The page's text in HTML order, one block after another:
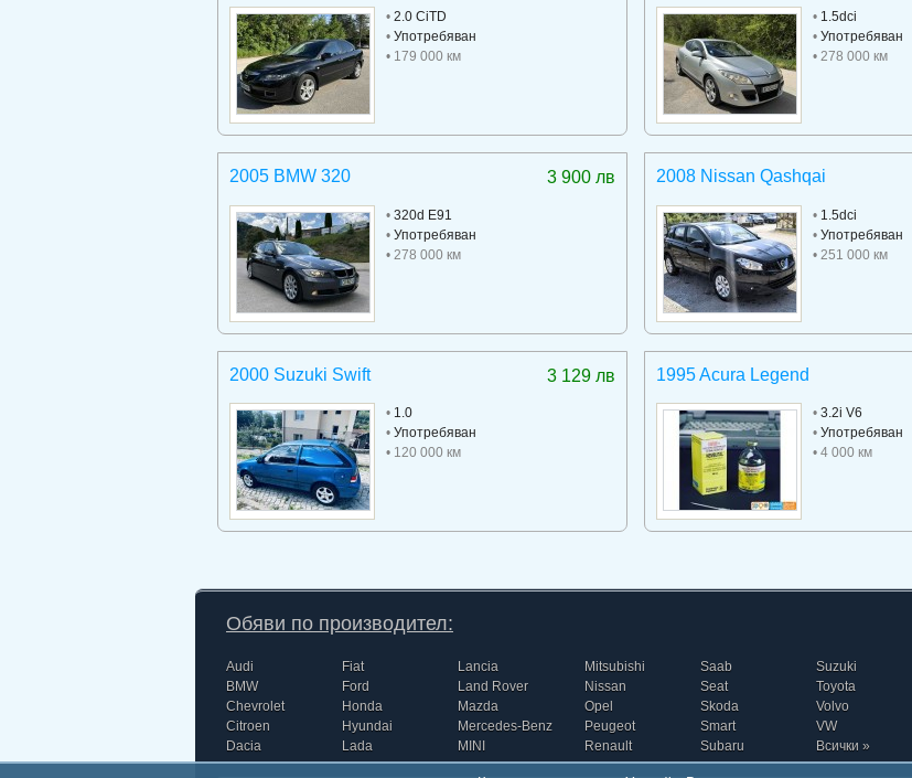
• 2.0 CiTD
• Употребяван
• 179 000 км
•1.5dci
•Употребяван
• 278 000 км
3 900 лв
2005 BMW 320
• 320d E91
• Употребяван
• 278 000 км
2008 Nissan Qashqai
•1.5dci
•Употребяван
• 251 000 км
3 129 лв
2000 Suzuki Swift
• 1.0
• Употребяван
• 120 000 км
1995 Acura Legend
•3.2i V6
•Употребяван
• 4 000 км
Обяви по производител:
Audi
BMW
Chevrolet
Citroen
Dacia
Fiat
Ford
Honda
Hyundai
Lada
Lancia
Land Rover
Mazda
Mercedes-Benz
MINI
Mitsubishi
Nissan
Opel
Peugeot
Renault
Saab
Seat
Skoda
Smart
Subaru
Suzuki
Toyota
Volvo
VW
Всички »